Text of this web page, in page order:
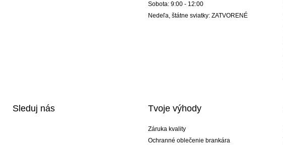
Sobota: 9:00 - 12:00
Nedeľa, štátne sviatky: ZATVORENÉ
Sleduj nás Tvoje výhody
Záruka kvality
Ochranné oblečenie brankára